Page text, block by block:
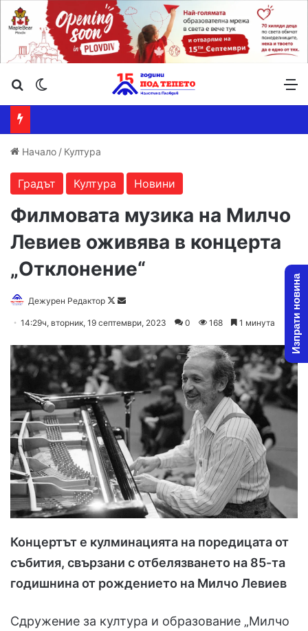
Търсене ...
Начало / Култура
Градът Култура Новини
Филмовата музика на Милчо
Левиев оживява в концерта
„Отклонение“
Дежурен Редактор
Follow
Send
14:29ч, вторник, 19 септември, 2023 0 168 1 минута
Концертът е кулминацията на поредицата от
събития, свързани с отбелязването на 85-та
годишнина от рождението на Милчо Левиев
Сдружение за култура и образование „Милчо
Изпрати новина